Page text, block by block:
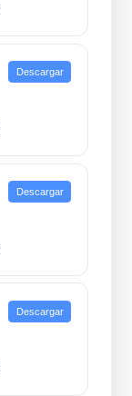
Descargar
Descargar
Descargar